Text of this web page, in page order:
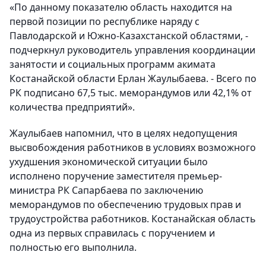
«По данному показателю область находится на
первой позиции по республике наряду с
Павлодарской и Южно-Казахстанской областями, -
подчеркнул руководитель управления координации
занятости и социальных программ акимата
Костанайской области Ерлан Жаулыбаева. - Всего по
РК подписано 67,5 тыс. меморандумов или 42,1% от
количества предприятий».
Жаулыбаев напомнил, что в целях недопущения
высвобождения работников в условиях возможного
ухудшения экономической ситуации было
исполнено поручение заместителя премьер-
министра РК Сапарбаева по заключению
меморандумов по обеспечению трудовых прав и
трудоустройства работников. Костанайская область
одна из первых справилась с поручением и
полностью его выполнила.